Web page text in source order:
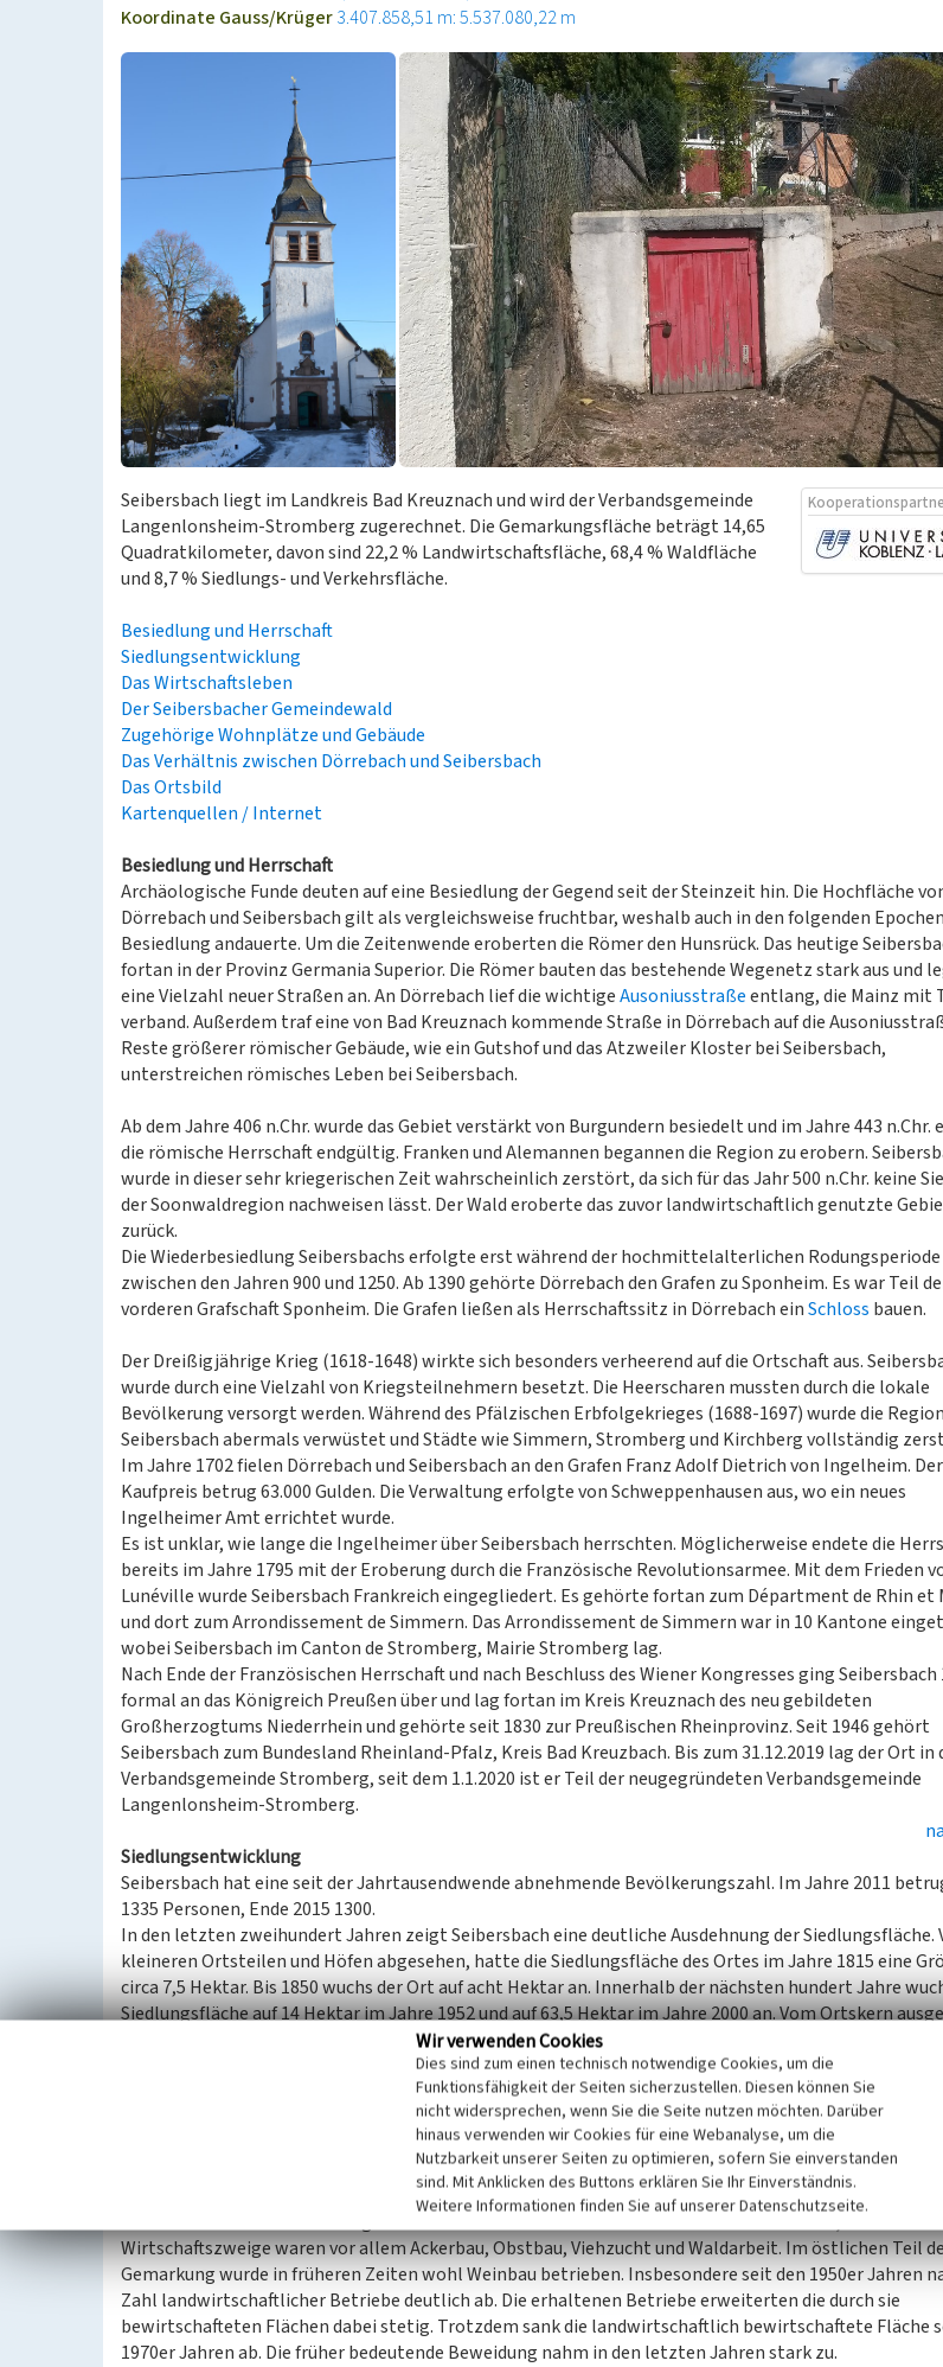
Koordinate Gauss/Krüger3.407.858,51 m: 5.537.080,22 m
Seibersbach liegt im Landkreis Bad Kreuznach und wird der Verbandsgemeinde
Langenlonsheim-Stromberg zugerechnet. Die Gemarkungsfläche beträgt 14,65
Quadratkilometer, davon sind 22,2 % Landwirtschaftsfläche, 68,4 % Waldfläche
und 8,7 % Siedlungs- und Verkehrsfläche.
Besiedlung und Herrschaft
Siedlungsentwicklung
Das Wirtschaftsleben
Der Seibersbacher Gemeindewald
Zugehörige Wohnplätze und Gebäude
Das Verhältnis zwischen Dörrebach und Seibersbach
Das Ortsbild
Kartenquellen / Internet
Besiedlung und Herrschaft
Archäologische Funde deuten auf eine Besiedlung der Gegend seit der Steinzeit hin. Die Hochfläche
Dörrebach und Seibersbach gilt als vergleichsweise fruchtbar, weshalb auch in den folgenden
Besiedlung andauerte. Um die Zeitenwende eroberten die Römer den Hunsrück. Das heutige
fortan in der Provinz Germania Superior. Die Römer bauten das bestehende Wegenetz stark aus und
eine Vielzahl neuer Straßen an. An Dörrebach lief die wichtigeAusoniusstraßeentlang, die Mainz mit
verband. Außerdem traf eine von Bad Kreuznach kommende Straße in Dörrebach auf die
Reste größerer römischer Gebäude, wie ein Gutshof und das Atzweiler Kloster bei Seibersbach,
unterstreichen römisches Leben bei Seibersbach.
Ab dem Jahre 406 n.Chr. wurde das Gebiet verstärkt von Burgundern besiedelt und im Jahre 443 n.Chr.
die römische Herrschaft endgültig. Franken und Alemannen begannen die Region zu erobern.
wurde in dieser sehr kriegerischen Zeit wahrscheinlich zerstört, da sich für das Jahr 500 n.Chr. keine
der Soonwaldregion nachweisen lässt. Der Wald eroberte das zuvor landwirtschaftlich genutzte
zurück.
Die Wiederbesiedlung Seibersbachs erfolgte erst während der hochmittelalterlichen Rodungsperiode
zwischen den Jahren 900 und 1250. Ab 1390 gehörte Dörrebach den Grafen zu Sponheim. Es war Teil
vorderen Grafschaft Sponheim. Die Grafen ließen als Herrschaftssitz in Dörrebach einSchloss bauen.
Der Dreißigjährige Krieg (1618-1648) wirkte sich besonders verheerend auf die Ortschaft aus.
wurde durch eine Vielzahl von Kriegsteilnehmern besetzt. Die Heerscharen mussten durch die lokale
Bevölkerung versorgt werden. Während des Pfälzischen Erbfolgekrieges (1688-1697) wurde die
Seibersbach abermals verwüstet und Städte wie Simmern, Stromberg und Kirchberg vollständig
Im Jahre 1702 fielen Dörrebach und Seibersbach an den Grafen Franz Adolf Dietrich von Ingelheim. Der
Kaufpreis betrug 63.000 Gulden. Die Verwaltung erfolgte von Schweppenhausen aus, wo ein neues
Ingelheimer Amt errichtet wurde.
Es ist unklar, wie lange die Ingelheimer über Seibersbach herrschten. Möglicherweise endete die
bereits im Jahre 1795 mit der Eroberung durch die Französische Revolutionsarmee. Mit dem Frieden
Lunéville wurde Seibersbach Frankreich eingegliedert. Es gehörte fortan zum Départment de Rhin et
und dort zum Arrondissement de Simmern. Das Arrondissement de Simmern war in 10 Kantone
wobei Seibersbach im Canton de Stromberg, Mairie Stromberg lag.
Nach Ende der Französischen Herrschaft und nach Beschluss des Wiener Kongresses ging Seibersbach
formal an das Königreich Preußen über und lag fortan im Kreis Kreuznach des neu gebildeten
Großherzogtums Niederrhein und gehörte seit 1830 zur Preußischen Rheinprovinz. Seit 1946 gehört
Seibersbach zum Bundesland Rheinland-Pfalz, Kreis Bad Kreuzbach. Bis zum 31.12.2019 lag der Ort in
Verbandsgemeinde Stromberg, seit dem 1.1.2020 ist er Teil der neugegründeten Verbandsgemeinde
Langenlonsheim-Stromberg.
Siedlungsentwicklung
Seibersbach hat eine seit der Jahrtausendwende abnehmende Bevölkerungszahl. Im Jahre 2011
1335 Personen, Ende 2015 1300.
In den letzten zweihundert Jahren zeigt Seibersbach eine deutliche Ausdehnung der Siedlungsfläche.
kleineren Ortsteilen und Höfen abgesehen, hatte die Siedlungsfläche des Ortes im Jahre 1815 eine
circa 7,5 Hektar. Bis 1850 wuchs der Ort auf acht Hektar an. Innerhalb der nächsten hundert Jahre
Siedlungsfläche auf 14 Hektar im Jahre 1952 und auf 63,5 Hektar im Jahre 2000 an. Vom Ortskern
konzentrierte sich der Besiedlungszuwachs vor allem auf den Osten, Norden und Westen.
Bemerkenswert ist, dass das heutige Straßennetz der Ortslage Seibersbach in seinem Verlauf bereits
mehr als zweihundert Jahren existiert und bis weit ins 20. Jahrhundert hinein kaum neue Straßen
wurden. Nur die in den 1970er und 1990er Jahren im Norden und Westen der Ortschaft angelegten
Neubaugebiete erforderten den umfassenden Neubau von Straßen.
Wirtschaftszweige waren vor allem Ackerbau, Obstbau, Viehzucht und Waldarbeit. Im östlichen Teil
Gemarkung wurde in früheren Zeiten wohl Weinbau betrieben. Insbesondere seit den 1950er Jahren
Zahl landwirtschaftlicher Betriebe deutlich ab. Die erhaltenen Betriebe erweiterten die durch sie
bewirtschafteten Flächen dabei stetig. Trotzdem sank die landwirtschaftlich bewirtschaftete Fläche
1970er Jahren ab. Die früher bedeutende Beweidung nahm in den letzten Jahren stark zu.
Wir verwenden Cookies
Dies sind zum einen technisch notwendige Cookies, um die
Funktionsfähigkeit der Seiten sicherzustellen. Diesen können Sie
nicht widersprechen, wenn Sie die Seite nutzen möchten. Darüber
hinaus verwenden wir Cookies für eine Webanalyse, um die
Nutzbarkeit unserer Seiten zu optimieren, sofern Sie einverstanden
sind. Mit Anklicken des Buttons erklären Sie Ihr Einverständnis.
Weitere Informationen finden Sie auf unserer Datenschutzseite.